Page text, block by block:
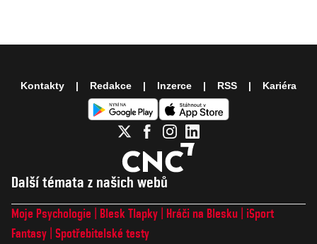
Další témata z našich webů
Moje Psychologie Blesk Tlapky Hráči na Blesku
iSport
Fantasy Spotřebitelské testy
Kontakty Redakce Inzerce RSS Kariéra